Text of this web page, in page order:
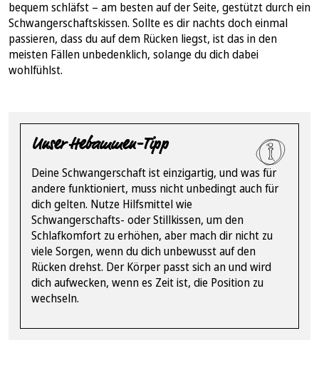
bequem schläfst – am besten auf der Seite, gestützt durch ein
Schwangerschaftskissen. Sollte es dir nachts doch einmal
passieren, dass du auf dem Rücken liegst, ist das in den
meisten Fällen unbedenklich, solange du dich dabei
wohlfühlst.
Unser Hebammen-Tipp
Deine Schwangerschaft ist einzigartig, und was für
andere funktioniert, muss nicht unbedingt auch für
dich gelten. Nutze Hilfsmittel wie
Schwangerschafts- oder Stillkissen, um den
Schlafkomfort zu erhöhen, aber mach dir nicht zu
viele Sorgen, wenn du dich unbewusst auf den
Rücken drehst. Der Körper passt sich an und wird
dich aufwecken, wenn es Zeit ist, die Position zu
wechseln.